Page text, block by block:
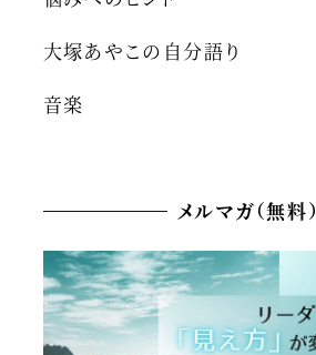
大塚あやこの自分語り
音楽
メルマガ（無料）